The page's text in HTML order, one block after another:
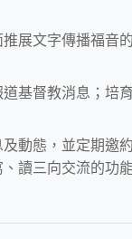
展文字傳播福音
道基督教消息；培
動態，並定期邀
讀三向交流的功